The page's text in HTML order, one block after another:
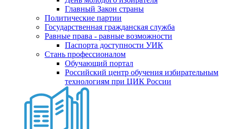
Главный Закон страны
Политические партии
Государственная гражданская служба
Равные права - равные возможности
Паспорта доступности УИК
Стань профессионалом
Обучающий портал
Российский центр обучения избирательным
технологиям при ЦИК России